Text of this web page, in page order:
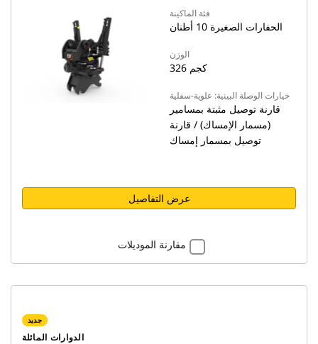
فئة الماكينة
الحفارات الصغيرة 10 أطنان
الوزن
326 كجم
خيارات الوصلة البينية: علوية-سفلية
قارنة توصيل مثبتة بمسامير
(مسمار الإمساك) / قارنة
توصيل بمسمار إمساك
عرض التفاصيل
مقارنة الموديلات
جديد
الدوارات المائلة